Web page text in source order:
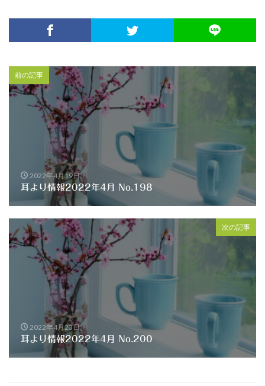
前の記事
2022年4月19日
耳より情報2022年4月 No.198
次の記事
2022年4月23日
耳より情報2022年4月 No.200